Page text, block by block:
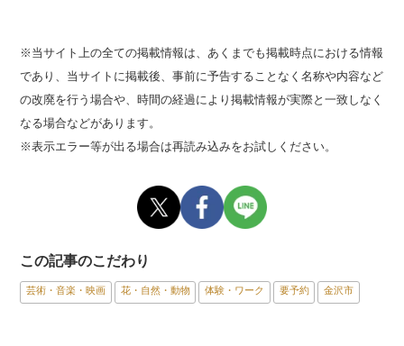
※当サイト上の全ての掲載情報は、あくまでも掲載時点における情報
であり、当サイトに掲載後、事前に予告することなく名称や内容など
の改廃を行う場合や、時間の経過により掲載情報が実際と一致しなく
なる場合などがあります。
※表示エラー等が出る場合は再読み込みをお試しください。
この記事のこだわり
芸術・音楽・映画 花・自然・動物 体験・ワーク 要予約 金沢市